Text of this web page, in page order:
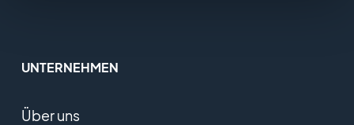
UNTERNEHMEN
Über uns